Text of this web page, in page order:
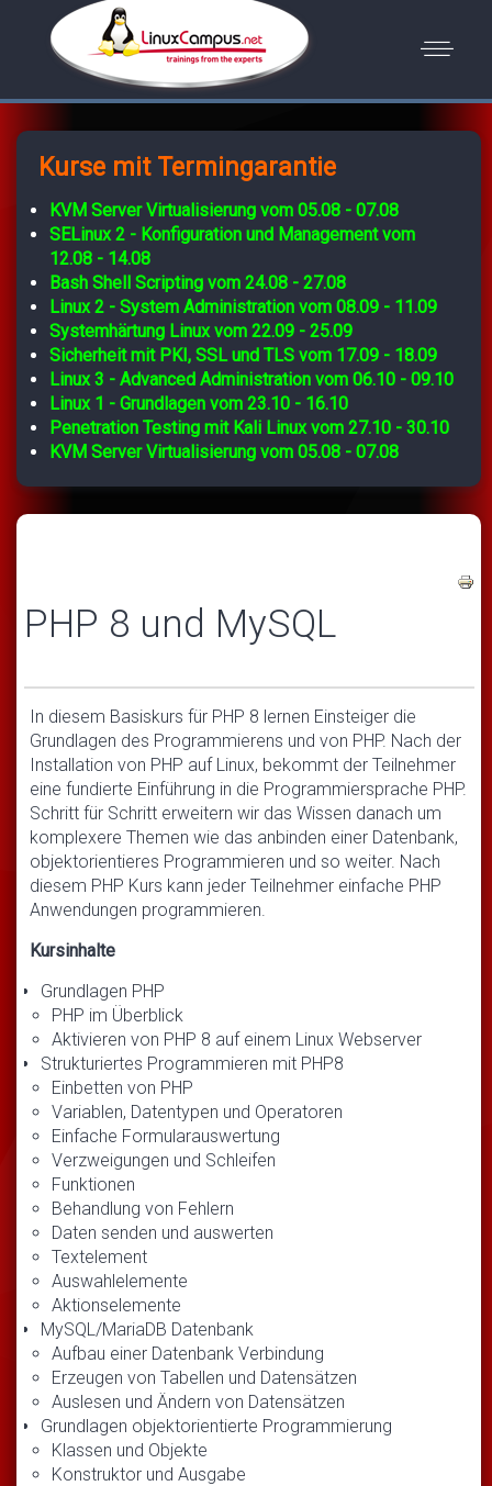
Kurse mit Termingarantie
KVM Server Virtualisierung vom 05.08 - 07.08
SELinux 2 - Konfiguration und Management vom
12.08 - 14.08
Bash Shell Scripting vom 24.08 - 27.08
Linux 2 - System Administration vom 08.09 - 11.09
Systemhärtung Linux vom 22.09 - 25.09
Sicherheit mit PKI, SSL und TLS vom 17.09 - 18.09
Linux 3 - Advanced Administration vom 06.10 - 09.10
Linux 1 - Grundlagen vom 23.10 - 16.10
Penetration Testing mit Kali Linux vom 27.10 - 30.10
KVM Server Virtualisierung vom 05.08 - 07.08
PHP 8 und MySQL
In diesem Basiskurs für PHP 8 lernen Einsteiger die
Grundlagen des Programmierens und von PHP. Nach der
Installation von PHP auf Linux, bekommt der Teilnehmer
eine fundierte Einführung in die Programmiersprache PHP.
Schritt für Schritt erweitern wir das Wissen danach um
komplexere Themen wie das anbinden einer Datenbank,
objektorientieres Programmieren und so weiter. Nach
diesem PHP Kurs kann jeder Teilnehmer einfache PHP
Anwendungen programmieren.
Kursinhalte
Grundlagen PHP
PHP im Überblick
Aktivieren von PHP 8 auf einem Linux Webserver
Strukturiertes Programmieren mit PHP8
Einbetten von PHP
Variablen, Datentypen und Operatoren
Einfache Formularauswertung
Verzweigungen und Schleifen
Funktionen
Behandlung von Fehlern
Daten senden und auswerten
Textelement
Auswahlelemente
Aktionselemente
MySQL/MariaDB Datenbank
Aufbau einer Datenbank Verbindung
Erzeugen von Tabellen und Datensätzen
Auslesen und Ändern von Datensätzen
Grundlagen objektorientierte Programmierung
Klassen und Objekte
Konstruktor und Ausgabe